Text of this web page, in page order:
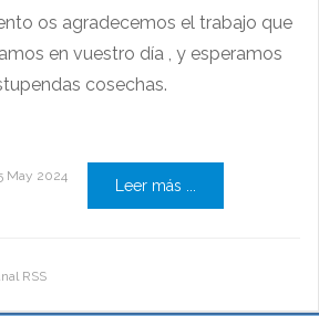
os agradecemos el trabajo que
en vuestro día , y esperamos
cosechas.
May 2024
Leer más ...
RSS